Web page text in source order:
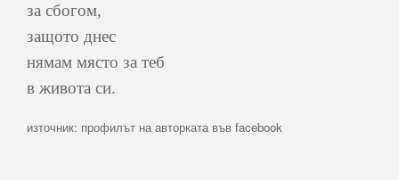
за сбогом,
защото днес
нямам място за теб
в живота си.
източник: профилът на авторката във facebook